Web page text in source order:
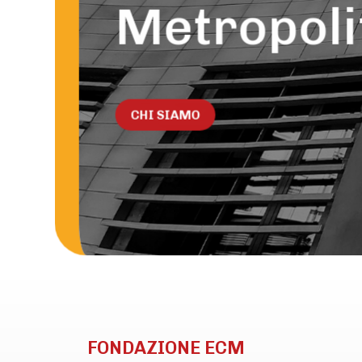
CHI SIAMO
FONDAZIONE ECM